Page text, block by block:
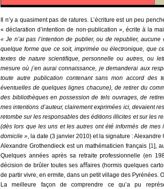
Il n’y a quasiment pas de ratures. L’écriture est un peu
« déclaration d’intention de non-publication », écrite à la
« Je n’ai pas l’intention de publier, ou de republier,
quelque forme que ce soit, imprimée ou électronique, que
textes de nature scientiﬁque, personnelle ou autres, ou
mesure où j’en aurai connaissance, je demanderai aux
toute autre publication contenant sans mon accord des
éventuelles de quelques lignes chacune), de retirer du
des bibliothèques en possession de tels ouvrages, de
mes intentions d’auteur, clairement exprimées ici, devaient
retombe sur les responsables des éditions illicites et sur les
(dès lors que les uns et les autres ont été informés de mes
domicile », la date (3 janvier 2010) et la signature : Alexandre
Alexandre Grothendieck est un mathématicien français [1],
Quelques années après sa retraite professionnelle (en
décision de brûler toutes ses aﬀaires (hormis quelques
de partir vivre, en ermite, dans un petit village des Pyrénées.
La meilleure façon de comprendre ce qu’a pu